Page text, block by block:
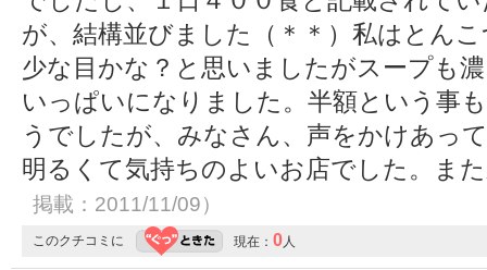
が、結構並びました（＊＊）私はとん
少な目かな？と思いましたがスープも
いっぱいになりました。半額という事
うでしたが、みなさん、声をかけあっ
明るくて気持ちのよいお店でした。ま
掲載：2011/11/09）
このクチコミに 現在： 0人